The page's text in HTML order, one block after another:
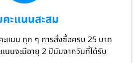
คะแนนสะสม
ะแนน ทุก ๆ การสั่งซื้อครบ 25 บาท
นนจะมีอายุ 2 ปีนับจากวันที่ได้รับ